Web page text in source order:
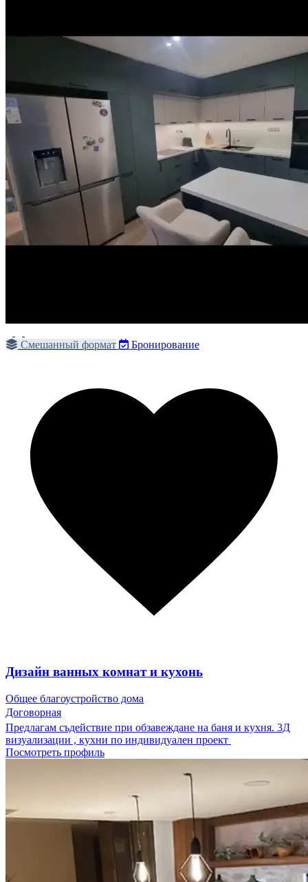
Смешанный формат Бронирование
Дизайн ванных комнат и кухонь
Общее благоустройство дома
Договорная
Предлагам съдействие при обзавеждане на баня и кухня. 3Д
визуализации , кухни по индивидуален проект
Посмотреть профиль